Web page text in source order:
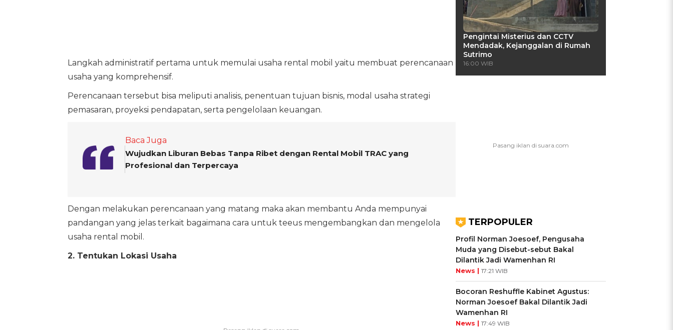
Langkah administratif pertama untuk memulai usaha rental mobil yaitu membuat perencanaan
usaha yang komprehensif.
Perencanaan tersebut bisa meliputi analisis, penentuan tujuan bisnis, modal usaha strategi
pemasaran, proyeksi pendapatan, serta pengelolaan keuangan.
Baca Juga
Wujudkan Liburan Bebas Tanpa Ribet dengan Rental Mobil TRAC yang
Profesional dan Terpercaya
Dengan melakukan perencanaan yang matang maka akan membantu Anda mempunyai
pandangan yang jelas terkait bagaimana cara untuk teeus mengembangkan dan mengelola
usaha rental mobil.
2. Tentukan Lokasi Usaha
Pengintai Misterius dan CCTV
Mendadak, Kejanggalan di Rumah
Sutrimo
16:00 WIB
TERPOPULER
Profil Norman Joesoef, Pengusaha
Muda yang Disebut-sebut Bakal
Dilantik Jadi Wamenhan RI
News | 17:21 WIB
Bocoran Reshuffle Kabinet Agustus:
Norman Joesoef Bakal Dilantik Jadi
Wamenhan RI
News | 17:49 WIB